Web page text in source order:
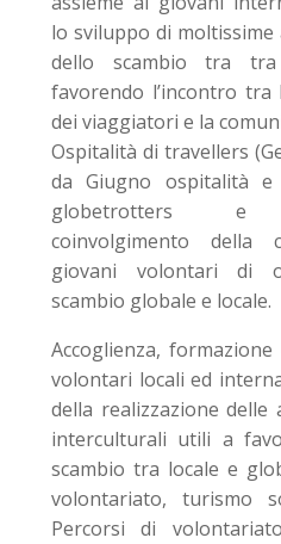
lo sviluppo di
dello scambio tra
favorendo l’incontro
dei viaggiatori e la
Ospitalità di travellers
da Giugno ospitalità e
globetrotters e
coinvolgimento della
giovani volontari di
scambio globale e locale.
Accoglienza,
volontari locali ed
della realizzazione
interculturali utili a
scambio tra locale e
volontariato, turismo
Percorsi di